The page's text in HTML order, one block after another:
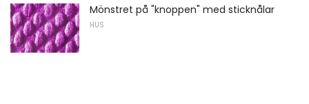
Mönstret på "knoppen" med sticknålar
HUS